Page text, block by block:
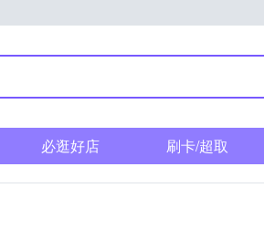
必逛好店 刷卡/超取